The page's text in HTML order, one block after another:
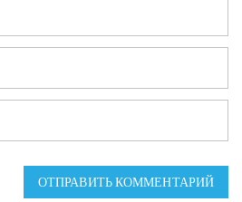
ОТПРАВИТЬ КОММЕНТАРИЙ